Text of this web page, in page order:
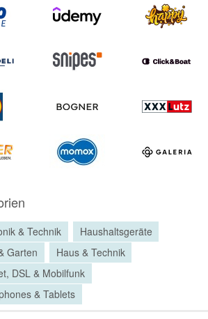
& Technik
Haushaltsgeräte
Garten
Haus & Technik
DSL & Mobilfunk
& Tablets